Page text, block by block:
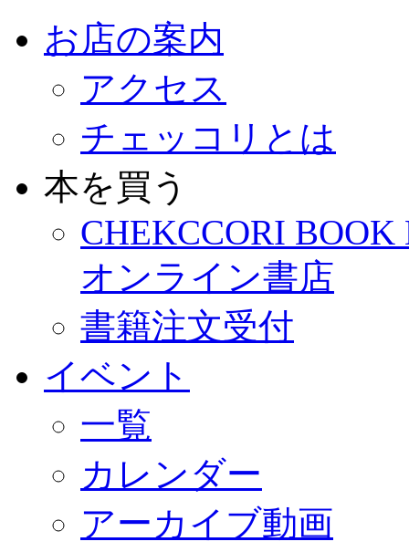
お店の案内
アクセス
チェッコリとは
本を買う
CHEKCCORI BOOK
オンライン書店
書籍注文受付
イベント
一覧
カレンダー
アーカイブ動画